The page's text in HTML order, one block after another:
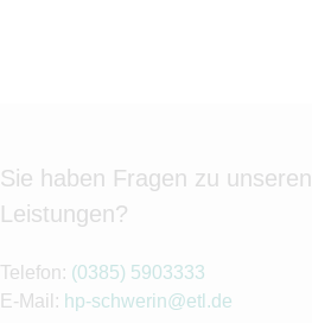
Sie haben Fragen zu unseren
Leistungen?
Telefon: (0385) 5903333
E-Mail: hp-schwerin@etl.de